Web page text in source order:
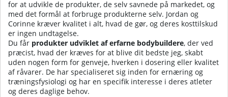
for at udvikle de produkter, de selv savnede på markedet, og
med det formål at forbruge produkterne selv. Jordan og
Corinne kræver kvalitet i alt, hvad de gør, og deres kosttilskud
er ingen undtagelse.
Du får produkter udviklet af erfarne bodybuildere, der ved
præcist, hvad der kræves for at blive dit bedste jeg, skabt
uden nogen form for genveje, hverken i dosering eller kvalitet
af råvarer. De har specialiseret sig inden for ernæring og
træningsfysiologi og har en specifik interesse i deres atleter
og deres daglige behov.